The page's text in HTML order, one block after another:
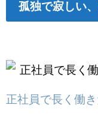
孤独で寂しい
正社員で長く働